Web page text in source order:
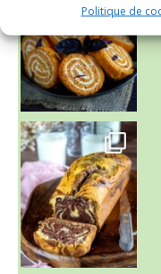
Politique de